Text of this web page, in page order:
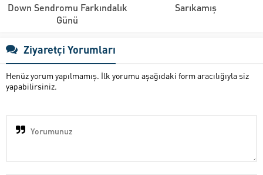
Down Sendromu Farkındalık
Günü
Sarıkamış
Ziyaretçi Yorumları
Henüz yorum yapılmamış. İlk yorumu aşağıdaki form aracılığıyla siz
yapabilirsiniz.